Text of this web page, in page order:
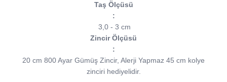
Taş Ölçüsü
:
3,0 - 3 cm
Zincir Ölçüsü
:
20 cm 800 Ayar Gümüş Zincir, Alerji Yapmaz 45 cm kolye
zinciri hediyelidir.